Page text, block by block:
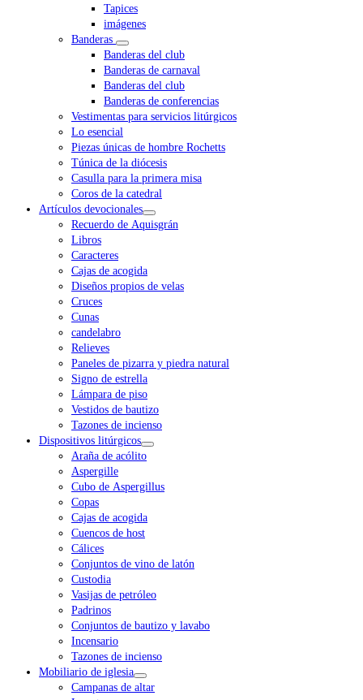
Tapices
imágenes
Banderas
Banderas del club
Banderas de carnaval
Banderas del club
Banderas de conferencias
Vestimentas para servicios litúrgicos
Lo esencial
Piezas únicas de hombre Rochetts
Túnica de la diócesis
Casulla para la primera misa
Coros de la catedral
Artículos devocionales
Recuerdo de Aquisgrán
Libros
Caracteres
Cajas de acogida
Diseños propios de velas
Cruces
Cunas
candelabro
Relieves
Paneles de pizarra y piedra natural
Signo de estrella
Lámpara de piso
Vestidos de bautizo
Tazones de incienso
Dispositivos litúrgicos
Araña de acólito
Aspergille
Cubo de Aspergillus
Copas
Cajas de acogida
Cuencos de host
Cálices
Conjuntos de vino de latón
Custodia
Vasijas de petróleo
Padrinos
Conjuntos de bautizo y lavabo
Incensario
Tazones de incienso
Mobiliario de iglesia
Campanas de altar